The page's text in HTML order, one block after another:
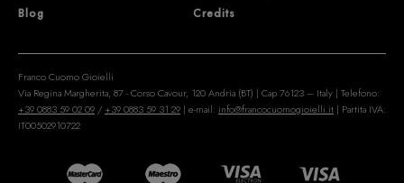
Blog
Credits
Franco Cuomo Gioielli
Via Regina Margherita, 87 - Corso Cavour, 120 Andria (BT) | Cap 76123 – Italy | Telefono:
+39 0883 59 02 09 / +39 0883 59 31 29 | e-mail: info@francocuomogioielli.it | Partita IVA:
IT00502910722